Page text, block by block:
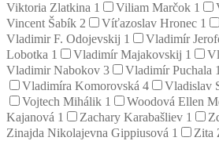
Viktoria Zlatkina 1 Viliam Marčok 1
Vincent Šabík 2 Víťazoslav Hronec 1
Vladimir F. Odojevskij 1 Vladimír
Lobotka 1 Vladimír Majakovskij 1
Vladimir Nabokov 3 Vladimír Puchala 1
Vladimíra Komorovská 4 Vladislav
Vojtech Mihálik 1 Woodová Ellen
Kajanová 1 Zachary Karabašliev 1
Zinajda Nikolajevna Gippiusová 1 Zita